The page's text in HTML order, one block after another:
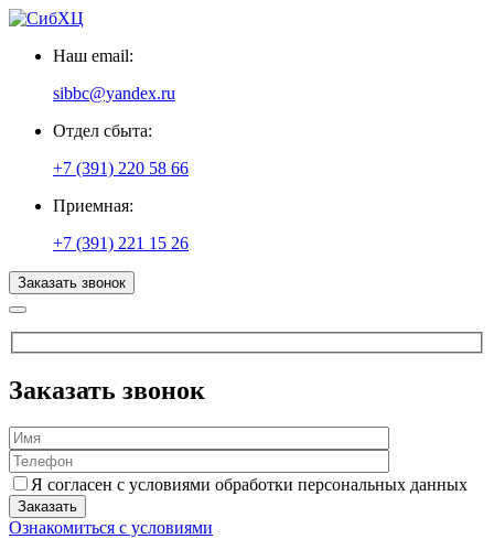
Наш email:
sibbc@yandex.ru
Отдел сбыта:
+7 (391) 220 58 66
Приемная:
+7 (391) 221 15 26
Заказать звонок
Заказать звонок
Я согласен с условиями обработки персональных данных
Ознакомиться с условиями